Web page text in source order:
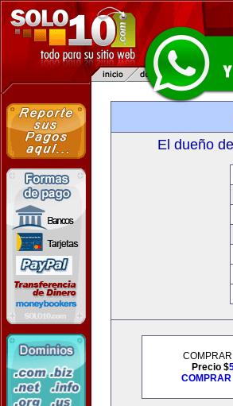
El dueño
Precio $